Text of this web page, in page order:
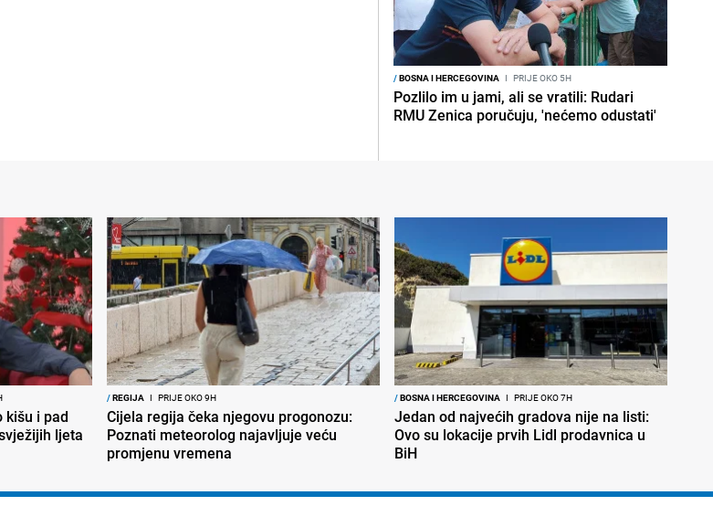
/BOSNA I HERCEGOVINA I PRIJE OKO 5H
Pozlilo im u jami, ali se vratili: Rudari
RMU Zenica poručuju, 'nećemo odustati'
kišu i pad
ljeta
/REGIJA I PRIJE OKO 9H
Cijela regija čeka njegovu progonozu:
Poznati meteorolog najavljuje veću
promjenu vremena
/BOSNA I HERCEGOVINA I PRIJE OKO 7H
Jedan od najvećih gradova nije na listi:
Ovo su lokacije prvih Lidl prodavnica u
BiH